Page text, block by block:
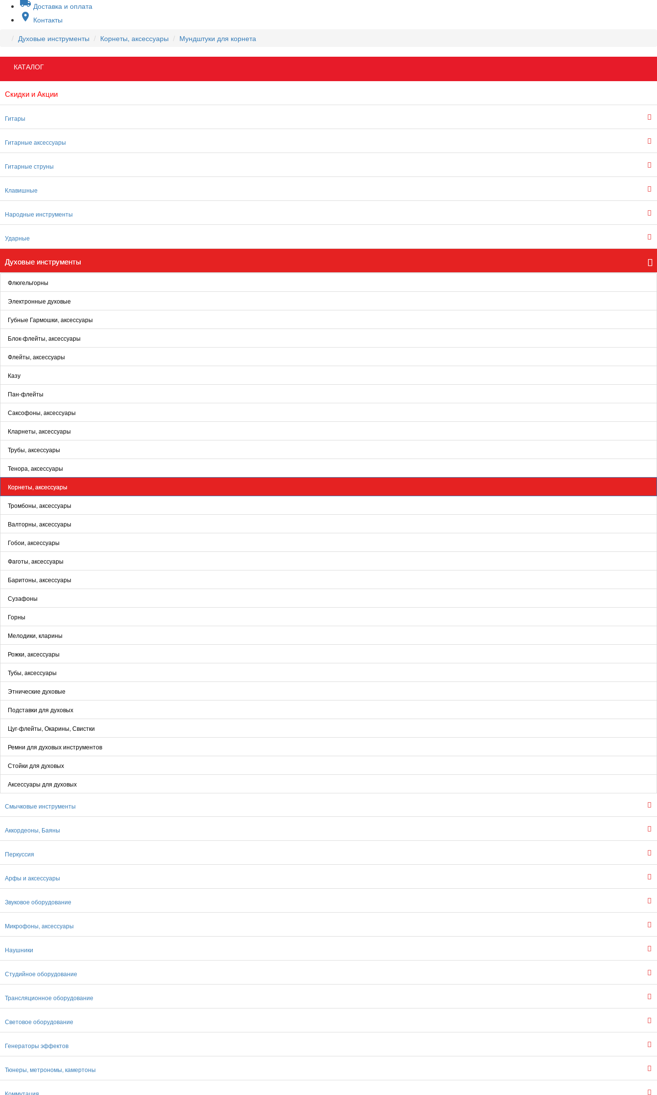
local_shipping Доставка и оплата
place Контакты
Духовые инструменты
Корнеты, аксессуары Мундштуки для корнета
КАТАЛОГ
Скидки и Акции
Гитары
Гитарные аксессуары
Гитарные струны
Клавишные
Народные инструменты
Ударные
Духовые инструменты
Флюгельгорны
Электронные духовые
Губные Гармошки, аксессуары
Блок-флейты, аксессуары
Флейты, аксессуары
Казу
Пан-флейты
Саксофоны, аксессуары
Кларнеты, аксессуары
Трубы, аксессуары
Тенора, аксессуары
Корнеты, аксессуары
Тромбоны, аксессуары
Валторны, аксессуары
Гобои, аксессуары
Фаготы, аксессуары
Баритоны, аксессуары
Сузафоны
Горны
Мелодики, кларины
Рожки, аксессуары
Тубы, аксессуары
Этнические духовые
Подставки для духовых
Цуг-флейты, Окарины, Свистки
Ремни для духовых инструментов
Стойки для духовых
Аксессуары для духовых
Смычковые инструменты
Аккордеоны, Баяны
Перкуссия
Арфы и аксессуары
Звуковое оборудование
Микрофоны, аксессуары
Наушники
Студийное оборудование
Трансляционное оборудование
Световое оборудование
Генераторы эффектов
Тюнеры, метрономы, камертоны
Коммутация